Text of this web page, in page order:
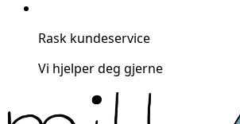
Rask kundeservice
Vi hjelper deg gjerne